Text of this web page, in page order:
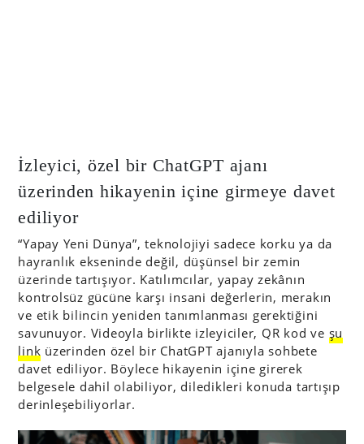
İzleyici, özel bir ChatGPT ajanı
üzerinden hikayenin içine girmeye davet
ediliyor
“Yapay Yeni Dünya”, teknolojiyi sadece korku ya da
hayranlık ekseninde değil, düşünsel bir zemin
üzerinde tartışıyor. Katılımcılar, yapay zekânın
kontrolsüz gücüne karşı insani değerlerin, merakın
ve etik bilincin yeniden tanımlanması gerektiğini
savunuyor. Videoyla birlikte izleyiciler, QR kod ve şu
link üzerinden özel bir ChatGPT ajanıyla sohbete
davet ediliyor. Böylece hikayenin içine girerek
belgesele dahil olabiliyor, diledikleri konuda tartışıp
derinleşebiliyorlar.